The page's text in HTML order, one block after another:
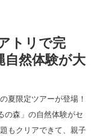
トリで完
自然体験が大
夏限定ツアーが登場！
の森」の自然体験がセ
もクリアできて、親子